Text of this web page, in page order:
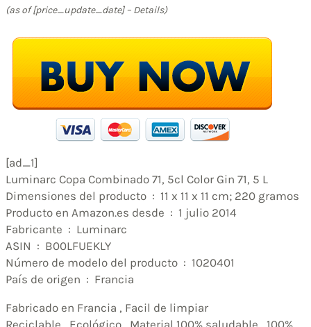
(as of [price_update_date] – Details)
[ad_1]
Luminarc Copa Combinado 71, 5cl Color Gin 71, 5 L
Dimensiones del producto ‏ : ‎ 11 x 11 x 11 cm; 220 gramos
Producto en Amazon.es desde ‏ : ‎ 1 julio 2014
Fabricante ‏ : ‎ Luminarc
ASIN ‏ : ‎ B00LFUEKLY
Número de modelo del producto ‏ : ‎ 1020401
País de origen ‏ : ‎ Francia
Fabricado en Francia , Facil de limpiar
Reciclable , Ecológico , Material 100% saludable , 100%